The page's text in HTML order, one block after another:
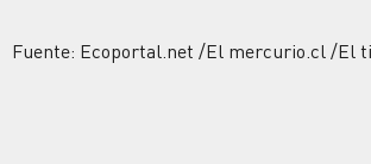
Fuente: Ecoportal.net /El mercurio.cl /El